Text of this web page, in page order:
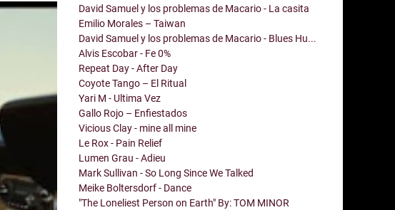
David Samuel y los problemas de Macario - La casita
Emilio Morales – Taiwan
David Samuel y los problemas de Macario - Blues Hu...
Alvis Escobar - Fe 0%
Repeat Day - After Day
Coyote Tango – El Ritual
Yari M - Ultima Vez
Gallo Rojo – Enfiestados
Vicious Clay - mine all mine
Le Rox - Pain Relief
Lumen Grau - Adieu
Mark Sullivan - So Long Since We Talked
Meike Boltersdorf - Dance
"The Loneliest Person on Earth" By: TOM MINOR